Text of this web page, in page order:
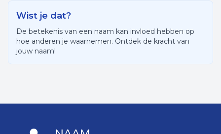
Wist je dat?
De betekenis van een naam kan invloed hebben op
hoe anderen je waarnemen. Ontdek de kracht van
jouw naam!